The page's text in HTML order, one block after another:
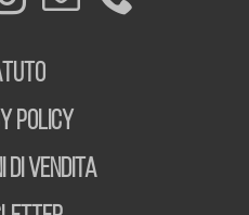
POLICY
DI VENDITA